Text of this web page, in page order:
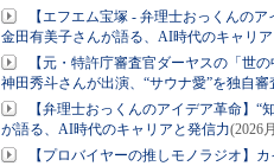
【エフエム宝塚 - 弁理士おっくんの
金田有美子さんが語る、AI時代のキャリ
【元・特許庁審査官ダーヤスの「世
神田秀斗さんが出演、“サウナ愛”を独自審
【弁理士おっくんのアイデア革命】
が語る、AI時代のキャリアと発信力(2026
【プロバイヤーの推しモノラジオ】